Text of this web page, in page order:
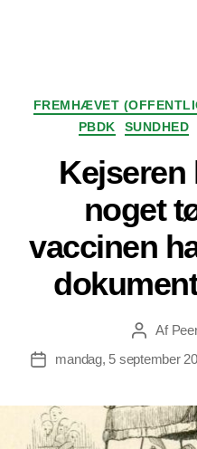
FREMHÆVET
PBDK
SUNDHED
Kejseren
noget
vaccinen
Af
Indlægsdato
mandag, 5 september